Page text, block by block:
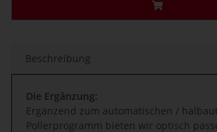
Beschreibung
Die Ergänzung:
Ergänzend zum automatischen /
Pollerprogramm bieten wir optisch